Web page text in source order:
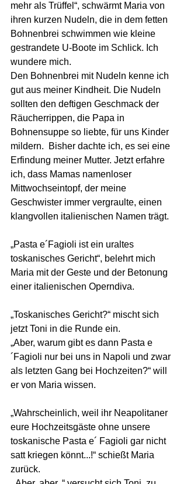
mehr als Trüffel“, schwärmt Maria von
ihren kurzen Nudeln, die in dem fetten
Bohnenbrei schwimmen wie kleine
gestrandete U-Boote im Schlick. Ich
wundere mich.
Den Bohnenbrei mit Nudeln kenne ich
gut aus meiner Kindheit. Die Nudeln
sollten den deftigen Geschmack der
Räucherrippen, die Papa in
Bohnensuppe so liebte, für uns Kinder
mildern.  Bisher dachte ich, es sei eine
Erfindung meiner Mutter. Jetzt erfahre
ich, dass Mamas namenloser
Mittwochseintopf, der meine
Geschwister immer vergraulte, einen
klangvollen italienischen Namen trägt.
„Pasta e´Fagioli ist ein uraltes
toskanisches Gericht“, belehrt mich
Maria mit der Geste und der Betonung
einer italienischen Operndiva.
„Toskanisches Gericht?“ mischt sich
jetzt Toni in die Runde ein.
„Aber, warum gibt es dann Pasta e
´Fagioli nur bei uns in Napoli und zwar
als letzten Gang bei Hochzeiten?“ will
er von Maria wissen.
„Wahrscheinlich, weil ihr Neapolitaner
eure Hochzeitsgäste ohne unsere
toskanische Pasta e´ Fagioli gar nicht
satt kriegen könnt...!“ schießt Maria
zurück.